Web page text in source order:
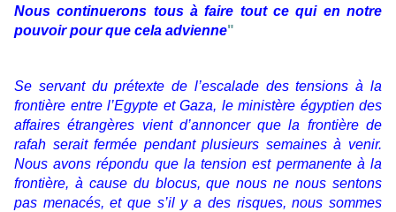
Nous continuerons tous à faire tout ce qui en notre
pouvoir pour que cela advienne"
Se servant du prétexte de l’escalade des tensions à la
frontière entre l’Egypte et Gaza, le ministère égyptien des
affaires étrangères vient d’annoncer que la frontière de
rafah serait fermée pendant plusieurs semaines à venir.
Nous avons répondu que la tension est permanente à la
frontière, à cause du blocus, que nous ne nous sentons
pas menacés, et que s’il y a des risques, nous sommes